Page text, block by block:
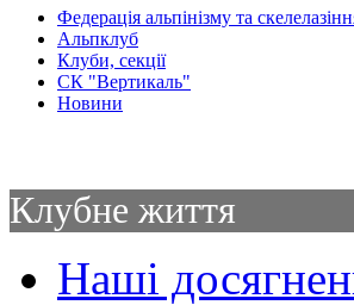
Федерація альпінізму та
Альпклуб
Клуби, секції
СК "Вертикаль"
Новини
Клубне життя
Наші